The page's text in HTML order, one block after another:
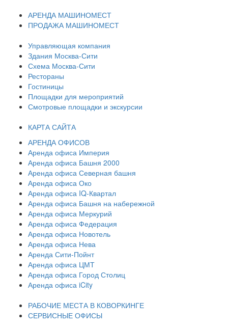
АРЕНДА МАШИНОМЕСТ
ПРОДАЖА МАШИНОМЕСТ
Управляющая компания
Здания Москва-Сити
Схема Москва-Сити
Рестораны
Гостиницы
Площадки для мероприятий
Смотровые площадки и экскурсии
КАРТА САЙТА
АРЕНДА ОФИСОВ
Аренда офиса Империя
Аренда офиса Башня 2000
Аренда офиса Северная башня
Аренда офиса Око
Аренда офиса IQ-Квартал
Аренда офиса Башня на набережной
Аренда офиса Меркурий
Аренда офиса Федерация
Аренда офиса Новотель
Аренда офиса Нева
Аренда Сити-Пойнт
Аренда офиса ЦМТ
Аренда офиса Город Столиц
Аренда офиса iCity
РАБОЧИЕ МЕСТА В КОВОРКИНГЕ
СЕРВИСНЫЕ ОФИСЫ